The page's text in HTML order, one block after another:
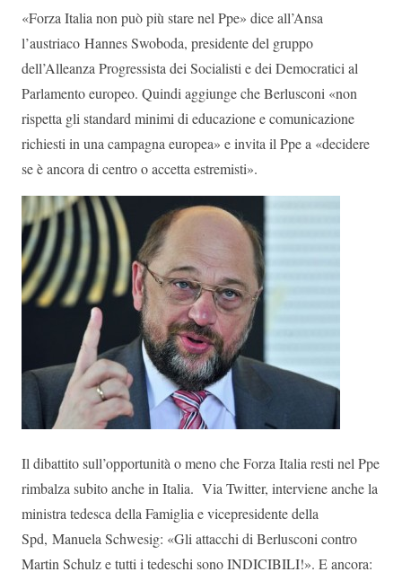
«Forza Italia non può più stare nel Ppe» dice all’Ansa
l’austriaco Hannes Swoboda, presidente del gruppo
dell’Alleanza Progressista dei Socialisti e dei Democratici al
Parlamento europeo. Quindi aggiunge che Berlusconi «non
rispetta gli standard minimi di educazione e comunicazione
richiesti in una campagna europea» e invita il Ppe a «decidere
se è ancora di centro o accetta estremisti».
Il dibattito sull’opportunità o meno che Forza Italia resti nel Ppe
rimbalza subito anche in Italia. Via Twitter, interviene anche la
ministra tedesca della Famiglia e vicepresidente della
Spd, Manuela Schwesig: «Gli attacchi di Berlusconi contro
Martin Schulz e tutti i tedeschi sono INDICIBILI!». E ancora: